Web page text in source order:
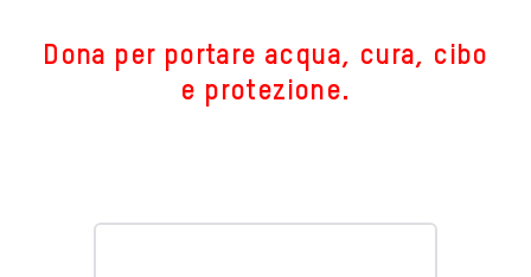
Dona per portare acqua, cura, cibo
e protezione.